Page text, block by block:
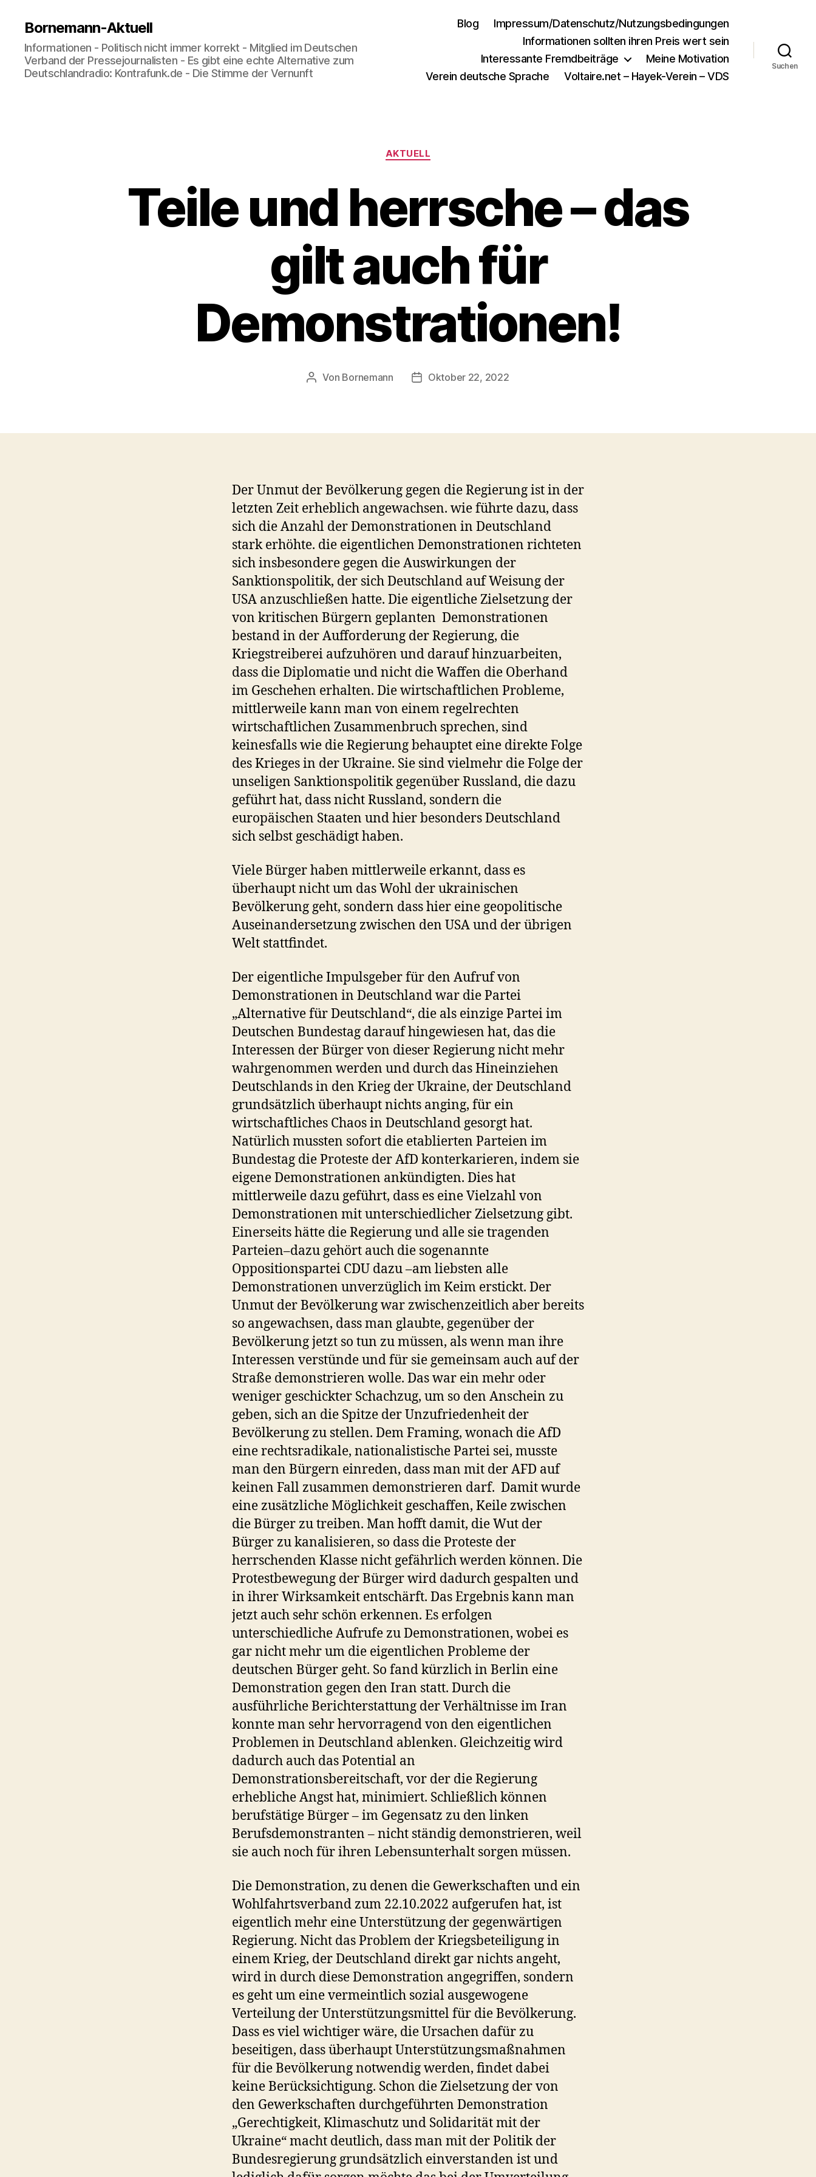
Bornemann-Aktuell
Informationen - Politisch nicht immer korrekt - Mitglied im Deutschen
Verband der Pressejournalisten - Es gibt eine echte Alternative zum
Deutschlandradio: Kontrafunk.de - Die Stimme der Vernunft
Blog
Impressum/Datenschutz/Nutzungsbedingungen
Informationen sollten ihren Preis wert sein
Interessante Fremdbeiträge
Meine Motivation
Verein deutsche Sprache
Voltaire.net – Hayek-Verein – VDS
Suchen
Kategorien
AKTUELL
Teile und herrsche – das
gilt auch für
Demonstrationen!
Beitragsautor
Von Bornemann Veröffentlichungsdatum
Oktober 22, 2022
Der Unmut der Bevölkerung gegen die Regierung ist in der
letzten Zeit erheblich angewachsen. wie führte dazu, dass
sich die Anzahl der Demonstrationen in Deutschland
stark erhöhte. die eigentlichen Demonstrationen richteten
sich insbesondere gegen die Auswirkungen der
Sanktionspolitik, der sich Deutschland auf Weisung der
USA anzuschließen hatte. Die eigentliche Zielsetzung der
von kritischen Bürgern geplanten Demonstrationen
bestand in der Aufforderung der Regierung, die
Kriegstreiberei aufzuhören und darauf hinzuarbeiten,
dass die Diplomatie und nicht die Waffen die Oberhand
im Geschehen erhalten. Die wirtschaftlichen Probleme,
mittlerweile kann man von einem regelrechten
wirtschaftlichen Zusammenbruch sprechen, sind
keinesfalls wie die Regierung behauptet eine direkte Folge
des Krieges in der Ukraine. Sie sind vielmehr die Folge der
unseligen Sanktionspolitik gegenüber Russland, die dazu
geführt hat, dass nicht Russland, sondern die
europäischen Staaten und hier besonders Deutschland
sich selbst geschädigt haben.
Viele Bürger haben mittlerweile erkannt, dass es
überhaupt nicht um das Wohl der ukrainischen
Bevölkerung geht, sondern dass hier eine geopolitische
Auseinandersetzung zwischen den USA und der übrigen
Welt stattfindet.
Der eigentliche Impulsgeber für den Aufruf von
Demonstrationen in Deutschland war die Partei
„Alternative für Deutschland“, die als einzige Partei im
Deutschen Bundestag darauf hingewiesen hat, das die
Interessen der Bürger von dieser Regierung nicht mehr
wahrgenommen werden und durch das Hineinziehen
Deutschlands in den Krieg der Ukraine, der Deutschland
grundsätzlich überhaupt nichts anging, für ein
wirtschaftliches Chaos in Deutschland gesorgt hat.
Natürlich mussten sofort die etablierten Parteien im
Bundestag die Proteste der AfD konterkarieren, indem sie
eigene Demonstrationen ankündigten. Dies hat
mittlerweile dazu geführt, dass es eine Vielzahl von
Demonstrationen mit unterschiedlicher Zielsetzung gibt.
Einerseits hätte die Regierung und alle sie tragenden
Parteien–dazu gehört auch die sogenannte
Oppositionspartei CDU dazu –am liebsten alle
Demonstrationen unverzüglich im Keim erstickt. Der
Unmut der Bevölkerung war zwischenzeitlich aber bereits
so angewachsen, dass man glaubte, gegenüber der
Bevölkerung jetzt so tun zu müssen, als wenn man ihre
Interessen verstünde und für sie gemeinsam auch auf der
Straße demonstrieren wolle. Das war ein mehr oder
weniger geschickter Schachzug, um so den Anschein zu
geben, sich an die Spitze der Unzufriedenheit der
Bevölkerung zu stellen. Dem Framing, wonach die AfD
eine rechtsradikale, nationalistische Partei sei, musste
man den Bürgern einreden, dass man mit der AFD auf
keinen Fall zusammen demonstrieren darf. Damit wurde
eine zusätzliche Möglichkeit geschaffen, Keile zwischen
die Bürger zu treiben. Man hofft damit, die Wut der
Bürger zu kanalisieren, so dass die Proteste der
herrschenden Klasse nicht gefährlich werden können. Die
Protestbewegung der Bürger wird dadurch gespalten und
in ihrer Wirksamkeit entschärft. Das Ergebnis kann man
jetzt auch sehr schön erkennen. Es erfolgen
unterschiedliche Aufrufe zu Demonstrationen, wobei es
gar nicht mehr um die eigentlichen Probleme der
deutschen Bürger geht. So fand kürzlich in Berlin eine
Demonstration gegen den Iran statt. Durch die
ausführliche Berichterstattung der Verhältnisse im Iran
konnte man sehr hervorragend von den eigentlichen
Problemen in Deutschland ablenken. Gleichzeitig wird
dadurch auch das Potential an
Demonstrationsbereitschaft, vor der die Regierung
erhebliche Angst hat, minimiert. Schließlich können
berufstätige Bürger – im Gegensatz zu den linken
Berufsdemonstranten – nicht ständig demonstrieren, weil
sie auch noch für ihren Lebensunterhalt sorgen müssen.
Die Demonstration, zu denen die Gewerkschaften und ein
Wohlfahrtsverband zum 22.10.2022 aufgerufen hat, ist
eigentlich mehr eine Unterstützung der gegenwärtigen
Regierung. Nicht das Problem der Kriegsbeteiligung in
einem Krieg, der Deutschland direkt gar nichts angeht,
wird in durch diese Demonstration angegriffen, sondern
es geht um eine vermeintlich sozial ausgewogene
Verteilung der Unterstützungsmittel für die Bevölkerung.
Dass es viel wichtiger wäre, die Ursachen dafür zu
beseitigen, dass überhaupt Unterstützungsmaßnahmen
für die Bevölkerung notwendig werden, findet dabei
keine Berücksichtigung. Schon die Zielsetzung der von
den Gewerkschaften durchgeführten Demonstration
„Gerechtigkeit, Klimaschutz und Solidarität mit der
Ukraine“ macht deutlich, dass man mit der Politik der
Bundesregierung grundsätzlich einverstanden ist und